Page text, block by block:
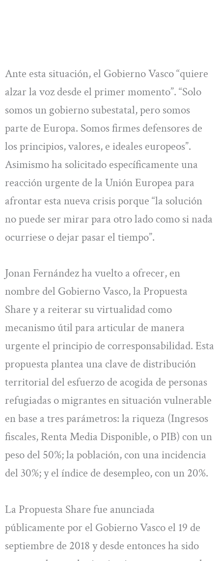
Ante esta situación, el Gobierno Vasco “quiere
alzar la voz desde el primer momento”. “Solo
somos un gobierno subestatal, pero somos
parte de Europa. Somos firmes defensores de
los principios, valores, e ideales europeos”.
Asimismo ha solicitado específicamente una
reacción urgente de la Unión Europea para
afrontar esta nueva crisis porque “la solución
no puede ser mirar para otro lado como si nada
ocurriese o dejar pasar el tiempo”.
Jonan Fernández ha vuelto a ofrecer, en
nombre del Gobierno Vasco, la Propuesta
Share y a reiterar su virtualidad como
mecanismo útil para articular de manera
urgente el principio de corresponsabilidad. Esta
propuesta plantea una clave de distribución
territorial del esfuerzo de acogida de personas
refugiadas o migrantes en situación vulnerable
en base a tres parámetros: la riqueza (Ingresos
fiscales, Renta Media Disponible, o PIB) con un
peso del 50%; la población, con una incidencia
del 30%; y el índice de desempleo, con un 20%.
La Propuesta Share fue anunciada
públicamente por el Gobierno Vasco el 19 de
septiembre de 2018 y desde entonces ha sido